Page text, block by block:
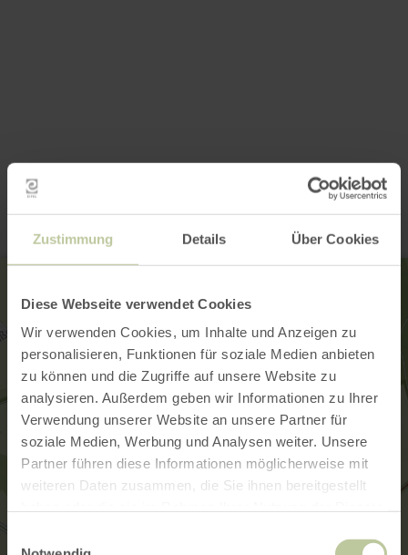
Zustimmung Details Über Cookies
Diese Webseite verwendet Cookies
Wir verwenden Cookies, um Inhalte und Anzeigen zu
personalisieren, Funktionen für soziale Medien anbieten
zu können und die Zugriffe auf unsere Website zu
analysieren. Außerdem geben wir Informationen zu Ihrer
Verwendung unserer Website an unsere Partner für
soziale Medien, Werbung und Analysen weiter. Unsere
Partner führen diese Informationen möglicherweise mit
weiteren Daten zusammen, die Sie ihnen bereitgestellt
Contact